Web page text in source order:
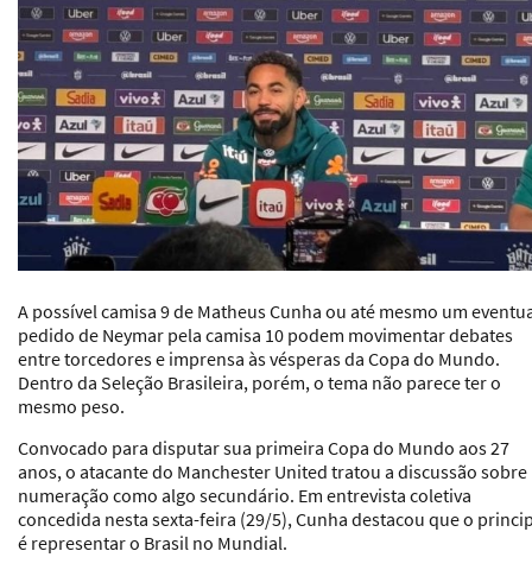
A possível camisa 9 de Matheus Cunha ou até mesmo um
pedido de Neymar pela camisa 10 podem movimentar debates
entre torcedores e imprensa às vésperas da Copa do Mundo.
Dentro da Seleção Brasileira, porém, o tema não parece ter o
mesmo peso.
Convocado para disputar sua primeira Copa do Mundo aos 27
anos, o atacante do Manchester United tratou a discussão sobre
numeração como algo secundário. Em entrevista coletiva
concedida nesta sexta-feira (29/5), Cunha destacou que o
é representar o Brasil no Mundial.